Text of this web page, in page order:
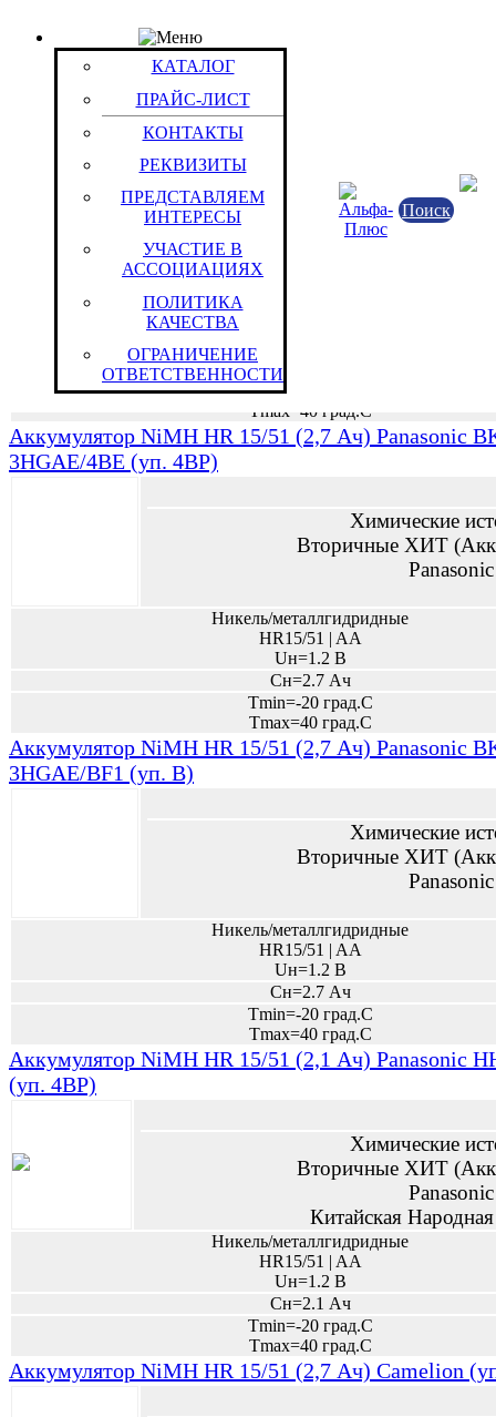
КАТАЛОГ
ПРАЙС-ЛИСТ
КОНТАКТЫ
РЕКВИЗИТЫ
ПРЕДСТАВЛЯЕМ
ИНТЕРЕСЫ
УЧАСТИЕ В
АССОЦИАЦИЯХ
ПОЛИТИКА
КАЧЕСТВА
ОГРАНИЧЕНИЕ
ОТВЕТСТВЕННОСТИ
Поиск
Группа: HR15/51 (AA,HR6)
Группы / Товары
Аккумулятор NiMH HR 15/51 (2,7 Ач) Panasonic
Химические
Вторичные ХИТ
Никель/металлгидридные
Сн=2.7 Ач
Tmin=-20 град.С
Tmax=40 град.С
Аккумулятор NiMH HR 15/51 (2,7 Ач) Panasonic
3HGAE/4BE (уп. 4BP)
Химические
Вторичные ХИТ
Никель/металлгидридные
HR15/51 | AA
Uн=1.2 В
Сн=2.7 Ач
Tmin=-20 град.С
Tmax=40 град.С
Аккумулятор NiMH HR 15/51 (2,7 Ач) Panasonic
3HGAE/BF1 (уп. B)
Химические
Вторичные ХИТ
Никель/металлгидридные
HR15/51 | AA
Uн=1.2 В
Сн=2.7 Ач
Tmin=-20 град.С
Tmax=40 град.С
Аккумулятор NiMH HR 15/51 (2,1 Ач) Panasonic
(уп. 4BP)
Химические
Вторичные ХИТ
Китайская
Никель/металлгидридные
HR15/51 | AA
Uн=1.2 В
Сн=2.1 Ач
Tmin=-20 град.С
Tmax=40 град.С
Аккумулятор NiMH HR 15/51 (2,7 Ач) Сamelion